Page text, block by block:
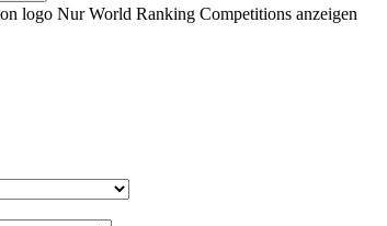
Nur World Ranking Competitions anzeigen